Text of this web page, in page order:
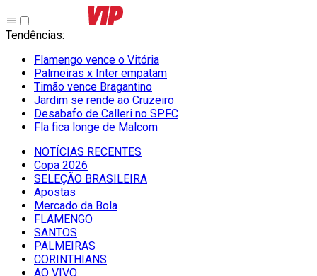
Tendências:
Flamengo vence o Vitória
Palmeiras x Inter empatam
Timão vence Bragantino
Jardim se rende ao Cruzeiro
Desabafo de Calleri no SPFC
Fla fica longe de Malcom
NOTÍCIAS RECENTES
Copa 2026
SELEÇÃO BRASILEIRA
Apostas
Mercado da Bola
FLAMENGO
SANTOS
PALMEIRAS
CORINTHIANS
AO VIVO